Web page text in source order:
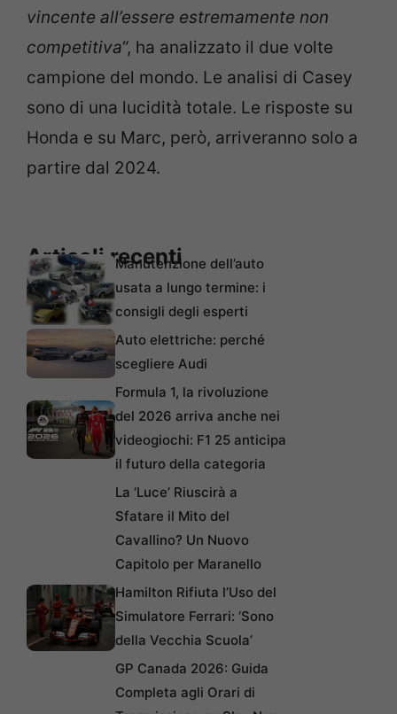
vincente all’essere estremamente non
competitiva“, ha analizzato il due volte
campione del mondo. Le analisi di Casey
sono di una lucidità totale. Le risposte su
Honda e su Marc, però, arriveranno solo a
partire dal 2024.
Articoli recentiManutenzione dell’auto
usata a lungo termine: i
consigli degli esperti
Auto elettriche: perché
scegliere Audi
Formula 1, la rivoluzione
del 2026 arriva anche nei
videogiochi: F1 25 anticipa
il futuro della categoria
La ‘Luce’ Riuscirà a
Sfatare il Mito del
Cavallino? Un Nuovo
Capitolo per Maranello
Hamilton Rifiuta l’Uso del
Simulatore Ferrari: ‘Sono
della Vecchia Scuola’
GP Canada 2026: Guida
Completa agli Orari di